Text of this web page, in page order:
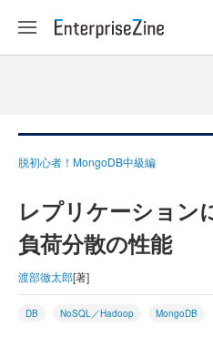
脱初心者！MongoDB中級編
レプリケーション
負荷分散の性能
渡部徹太郎[著]
DB NoSQL／Hadoop MongoDB